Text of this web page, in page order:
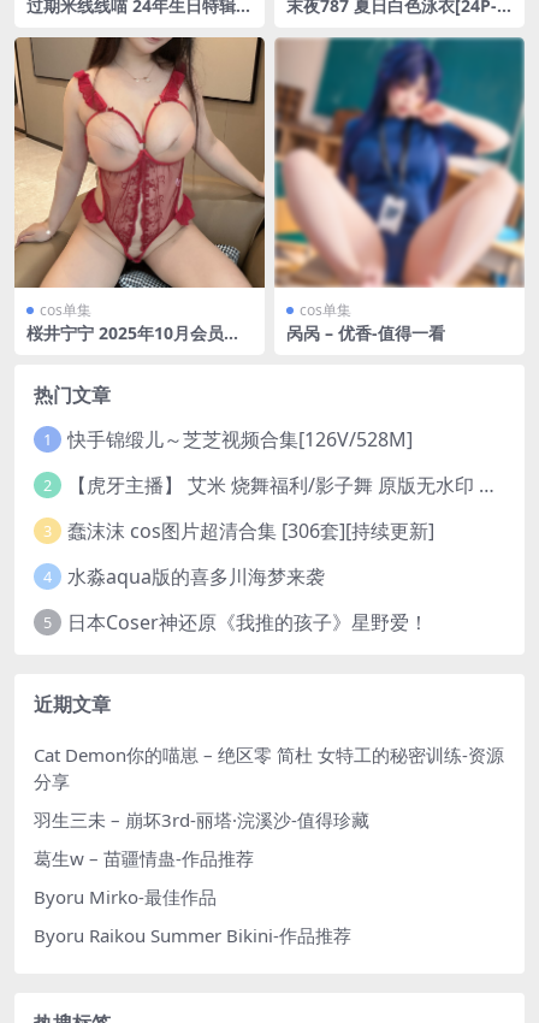
过期米线线喵 24年生日特辑
末夜787 夏日白色泳衣[24P-7
cos单集
桜井宁宁 2025年10月会员订
cos单集
呙呙 – 优香-值得一看
热门文章
1 快手锦缎儿～芝芝视频合集[126V/528M]
2 【虎牙主播】 艾米 烧舞福利/影子舞 原版无水印 （1v/130m）
3 蠢沫沫 cos图片超清合集 [306套][持续更新]
4 水淼aqua版的喜多川海梦来袭
5 日本Coser神还原《我推的孩子》星野爱！
近期文章
Cat Demon你的喵崽 – 绝区零 简杜 女特工的秘密训练-资源
分享
羽生三未 – 崩坏3rd-丽塔·浣溪沙-值得珍藏
葛生w – 苗疆情蛊-作品推荐
Byoru Mirko-最佳作品
Byoru Raikou Summer Bikini-作品推荐